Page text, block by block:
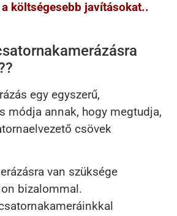
költségesebb javításokat..
egy egyszerű,
módja annak, hogy megtudja,
csövek
van szüksége
bizalommal.